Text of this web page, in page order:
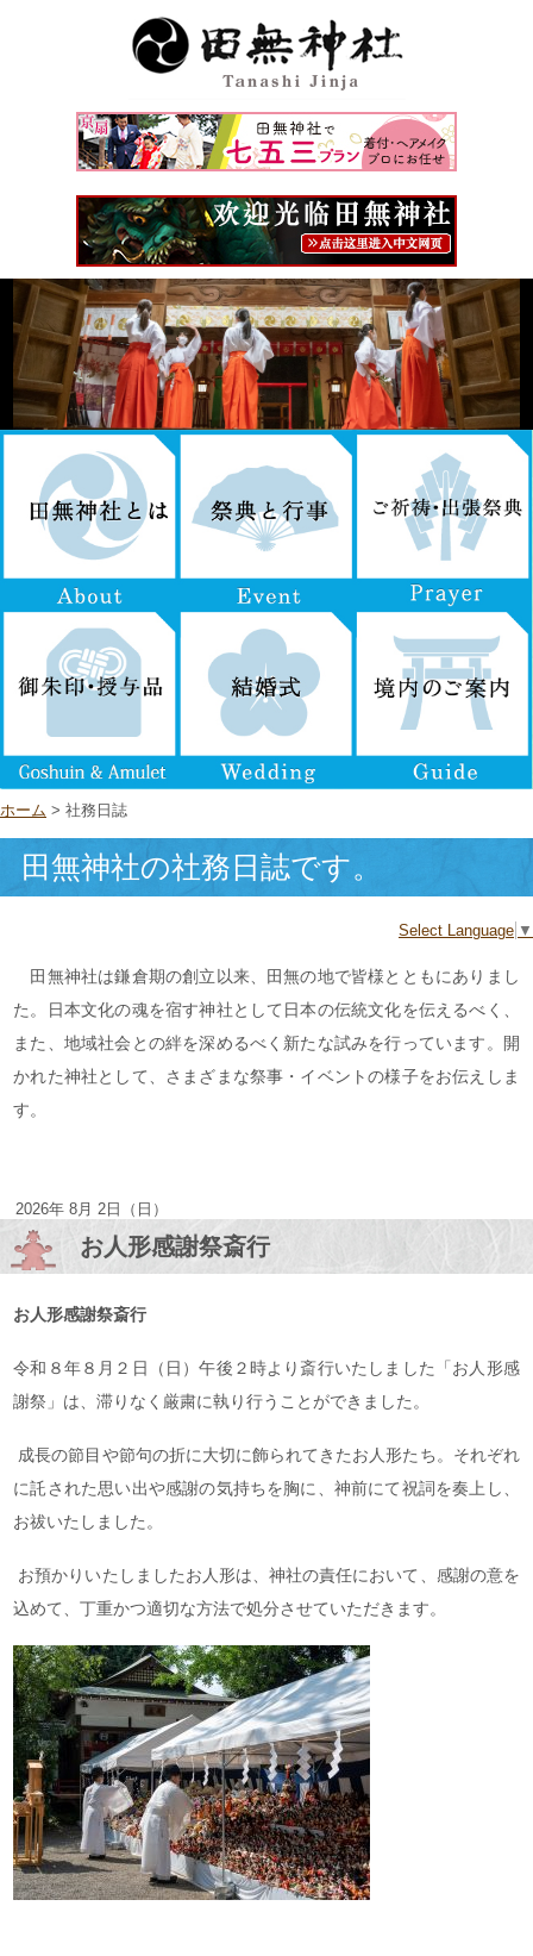
ホーム > 社務日誌
田無神社の社務日誌です。
Select Language ▼
田無神社は鎌倉期の創立以来、田無の地で皆様とともにありまし
た。日本文化の魂を宿す神社として日本の伝統文化を伝えるべく、
また、地域社会との絆を深めるべく新たな試みを行っています。開
かれた神社として、さまざまな祭事・イベントの様子をお伝えしま
す。
2026年 8月 2日（日）
お人形感謝祭斎行
お人形感謝祭斎行
令和８年８月２日（日）午後２時より斎行いたしました「お人形感
謝祭」は、滞りなく厳粛に執り行うことができました。
成長の節目や節句の折に大切に飾られてきたお人形たち。それぞれ
に託された思い出や感謝の気持ちを胸に、神前にて祝詞を奏上し、
お祓いたしました。
お預かりいたしましたお人形は、神社の責任において、感謝の意を
込めて、丁重かつ適切な方法で処分させていただきます。